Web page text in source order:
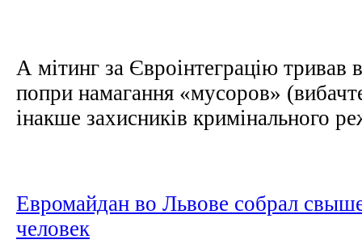
А мітинг за Євроінтеграцію тривав
попри намагання «мусоров»
інакше захисників кримінального
Евромайдан во Львове собрал
человек